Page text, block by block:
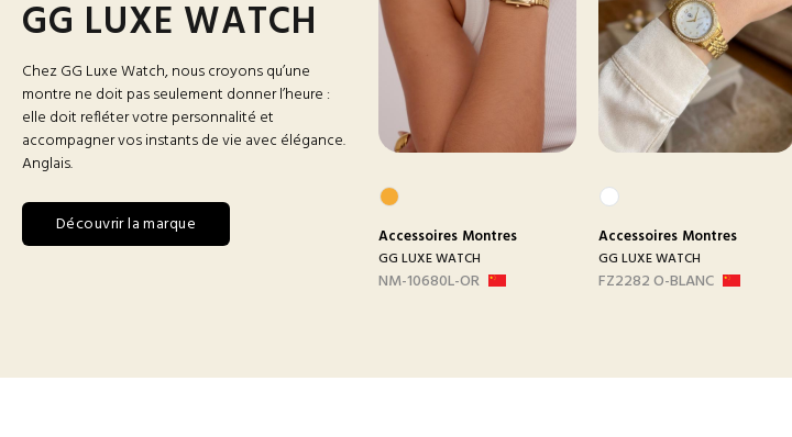
GG LUXE WATCH
Chez GG Luxe Watch, nous croyons qu’une
montre ne doit pas seulement donner l’heure :
elle doit refléter votre personnalité et
accompagner vos instants de vie avec élégance.
Anglais.
Découvrir la marque
Montres Accessoires Accessoires Montres
GG LUXE WATCH
NM-10680L-OR
Accessoires Montres
GG LUXE WATCH
FZ2282 O-BLANC